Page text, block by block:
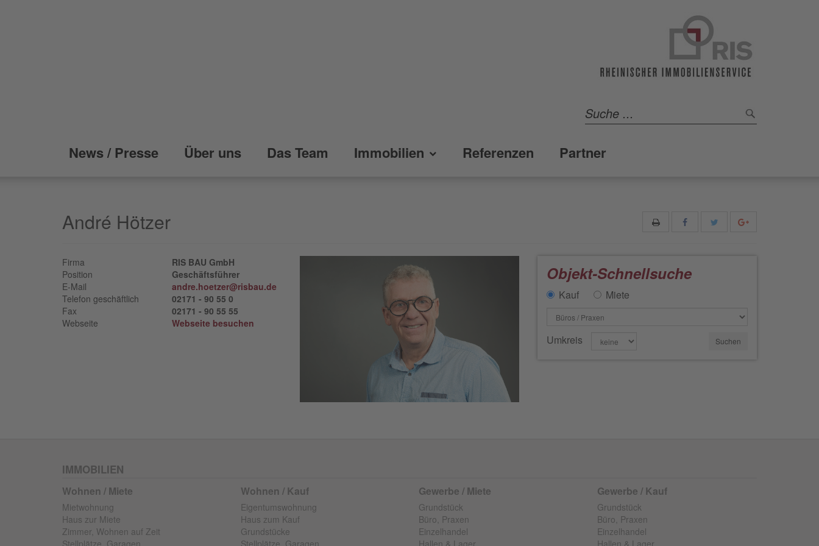
News / Presse Über uns Das Team Immobilien Referenzen Partner
André Hötzer
Firma
RIS BAU GmbH
Position
Geschäftsführer
E-Mail
andre.hoetzer@risbau.de
Telefon geschäftlich
02171 - 90 55 0
Fax
02171 - 90 55 55
Webseite
Webseite besuchen
Objekt-Schnellsuche
Kauf Miete
Umkreis
IMMOBILIEN
Wohnen / Miete
Mietwohnung
Haus zur Miete
Zimmer, Wohnen auf Zeit
Stellplätze, Garagen
Wohnen / Kauf
Eigentumswohnung
Haus zum Kauf
Grundstücke
Stellplätze, Garagen
Gewerbe / Miete
Grundstück
Büro, Praxen
Einzelhandel
Hallen & Lager
Gewerbe / Kauf
Grundstück
Büro, Praxen
Einzelhandel
Hallen & Lager